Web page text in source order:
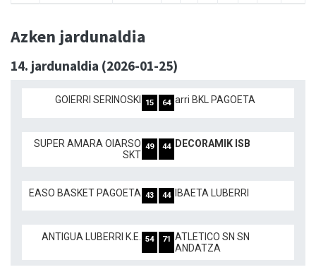
Azken jardunaldia
14. jardunaldia (2026-01-25)
GOIERRI SERINOSKI 15 64 arri BKL PAGOETA
SUPER AMARA OIARSO
SKT
49 44 DECORAMIK ISB
EASO BASKET PAGOETA 43 44 IBAETA LUBERRI
ANTIGUA LUBERRI K.E. 54 71
ATLETICO SN SN
ANDATZA